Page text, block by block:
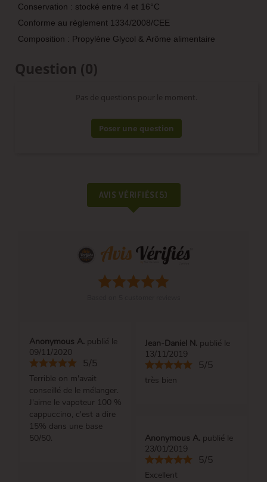
Conservation : stocké entre 4 et 16°C
Conforme au règlement 1334/2008/CEE
Composition : Propylène Glycol & Arôme alimentaire
Question (0)
Pas de questions pour le moment.
Poser une question
AVIS VÉRIFIÉS(5)
Anonymous A. publié le
09/11/2020
5/5
Terrible on m'avait
conseillé de le mélanger.
J'aime le vapoteur 100 %
cappuccino, c'est a dire
15% dans une base
50/50.
Jean-Daniel N. publié le
13/11/2019
5/5
très bien
Anonymous A. publié le
23/01/2019
5/5
Excellent